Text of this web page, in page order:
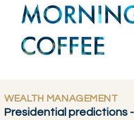
WEALTH MANAGEMENT
Presidential predictions -